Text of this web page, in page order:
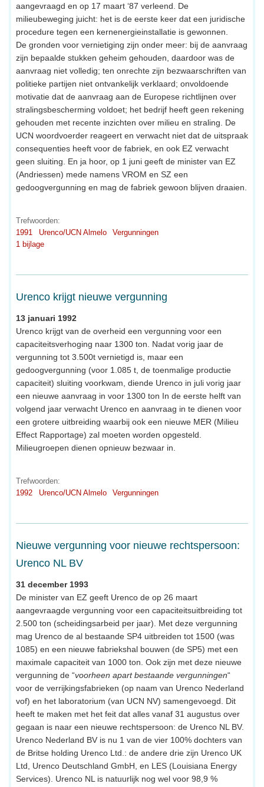
aangevraagd en op 17 maart ‘87 verleend. De
milieubeweging juicht: het is de eerste keer dat een juridische
procedure tegen een kernenergieinstallatie is gewonnen.
De gronden voor vernietiging zijn onder meer: bij de aanvraag
zijn bepaalde stukken geheim gehouden, daardoor was de
aanvraag niet volledig; ten onrechte zijn bezwaarschriften van
politieke partijen niet ontvankelijk verklaard; onvoldoende
motivatie dat de aanvraag aan de Europese richtlijnen over
stralingsbescherming voldoet; het bedrijf heeft geen rekening
gehouden met recente inzichten over milieu en straling. De
UCN woordvoerder reageert en verwacht niet dat de uitspraak
consequenties heeft voor de fabriek, en ook EZ verwacht
geen sluiting. En ja hoor, op 1 juni geeft de minister van EZ
(Andriessen) mede namens VROM en SZ een
gedoogvergunning en mag de fabriek gewoon blijven draaien.
Trefwoorden:
1991
Urenco/UCN Almelo
Vergunningen
1 bijlage
Urenco krijgt nieuwe vergunning
13 januari 1992
Urenco krijgt van de overheid een vergunning voor een
capaciteitsverhoging naar 1300 ton. Nadat vorig jaar de
vergunning tot 3.500t vernietigd is, maar een
gedoogvergunning (voor 1.085 t, de toenmalige productie
capaciteit) sluiting voorkwam, diende Urenco in juli vorig jaar
een nieuwe aanvraag in voor 1300 ton In de eerste helft van
volgend jaar verwacht Urenco en aanvraag in te dienen voor
een grotere uitbreiding waarbij ook een nieuwe MER (Milieu
Effect Rapportage) zal moeten worden opgesteld.
Milieugroepen dienen opnieuw bezwaar in.
Trefwoorden:
1992
Urenco/UCN Almelo Vergunningen
Nieuwe vergunning voor nieuwe rechtspersoon:
Urenco NL BV
31 december 1993
De minister van EZ geeft Urenco de op 26 maart
aangevraagde vergunning voor een capaciteitsuitbreiding tot
2.500 ton (scheidingsarbeid per jaar). Met deze vergunning
mag Urenco de al bestaande SP4 uitbreiden tot 1500 (was
1085) en een nieuwe fabriekshal bouwen (de SP5) met een
maximale capaciteit van 1000 ton. Ook zijn met deze nieuwe
vergunning de “voorheen apart bestaande vergunningen“
voor de verrijkingsfabrieken (op naam van Urenco Nederland
vof) en het laboratorium (van UCN NV) samengevoegd. Dit
heeft te maken met het feit dat alles vanaf 31 augustus over
gegaan is naar een nieuwe rechtspersoon: de Urenco NL BV.
Urenco Nederland BV is nu 1 van de vier 100% dochters van
de Britse holding Urenco Ltd.: de andere drie zijn Urenco UK
Ltd, Urenco Deutschland GmbH, en LES (Louisiana Energy
Services). Urenco NL is natuurlijk nog wel voor 98,9 %